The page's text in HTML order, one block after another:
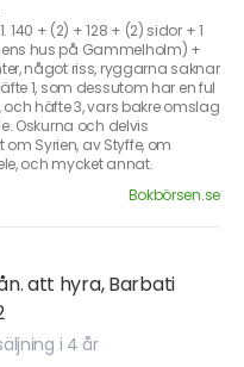
+ (2) + 128 + (2) sidor + 1
hus på Gammelholm) +
något riss, ryggarna saknar
1, som dessutom har en ful
häfte 3, vars bakre omslag
Oskurna och delvis
Syrien, av Styffe, om
och mycket annat.
Bokbörsen.se
att hyra, Barbati
i 4 år